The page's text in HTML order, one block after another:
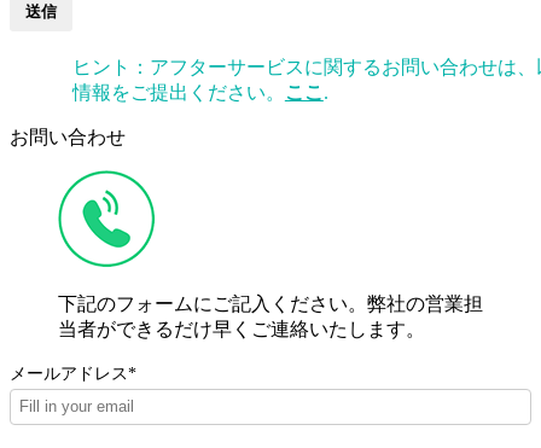
送信
ヒント：アフターサービスに関するお問い合わせは、
情報をご提出ください。 ここ .
お問い合わせ
下記のフォームにご記入ください。弊社の営業担
当者ができるだけ早くご連絡いたします。
メールアドレス*